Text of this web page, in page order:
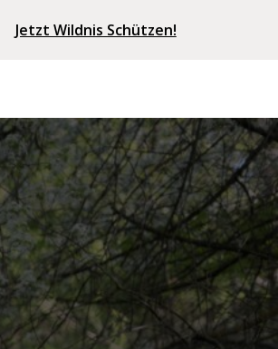
Jetzt Wildnis Schützen!